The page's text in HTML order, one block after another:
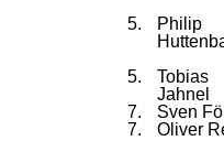
5.
Philip
5.
Tobias
Jahnel
7.
Sven
7.
Oliver